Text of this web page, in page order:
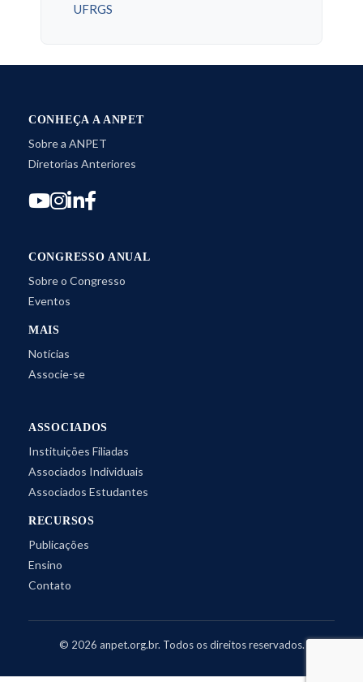
UFRGS
CONHEÇA A ANPET
Sobre a ANPET
Diretorias Anteriores
CONGRESSO ANUAL
Sobre o Congresso
Eventos
MAIS
Notícias
Associe-se
ASSOCIADOS
Instituições Filiadas
Associados Individuais
Associados Estudantes
RECURSOS
Publicações
Ensino
Contato
© 2026 anpet.org.br. Todos os direitos reservados.